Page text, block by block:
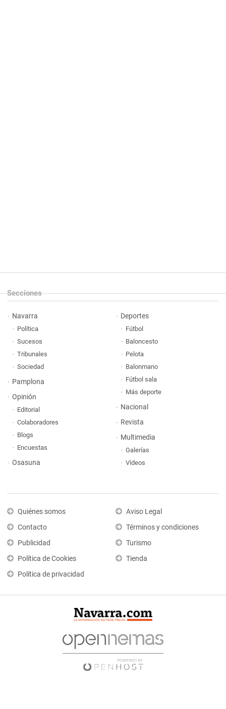
Secciones
Navarra
Política
Sucesos
Tribunales
Sociedad
Pamplona
Opinión
Editorial
Colaboradores
Blogs
Encuestas
Osasuna
Deportes
Fútbol
Baloncesto
Pelota
Balonmano
Fútbol sala
Más deporte
Nacional
Revista
Multimedia
Galerías
Vídeos
Quiénes somos
Contacto
Publicidad
Política de Cookies
Política de privacidad
Aviso Legal
Términos y condiciones
Turismo
Tienda